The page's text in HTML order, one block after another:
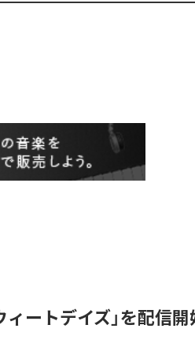
ートデイズ」を配信開